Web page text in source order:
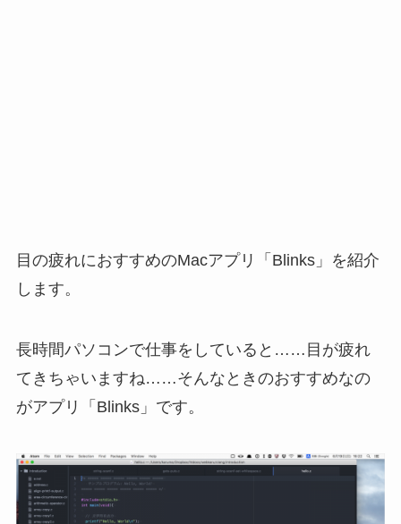
目の疲れにおすすめのMacアプリ「Blinks」を紹介
します。
長時間パソコンで仕事をしていると……目が疲れ
てきちゃいますね……そんなときのおすすめなの
がアプリ「Blinks」です。